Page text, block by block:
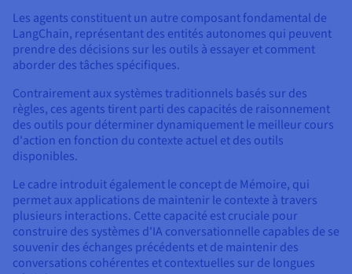
Les agents constituent un autre composant fondamental de
LangChain, représentant des entités autonomes qui peuvent
prendre des décisions sur les outils à essayer et comment
aborder des tâches spécifiques.
Contrairement aux systèmes traditionnels basés sur des
règles, ces agents tirent parti des capacités de raisonnement
des outils pour déterminer dynamiquement le meilleur cours
d'action en fonction du contexte actuel et des outils
disponibles.
Le cadre introduit également le concept de Mémoire, qui
permet aux applications de maintenir le contexte à travers
plusieurs interactions. Cette capacité est cruciale pour
construire des systèmes d'IA conversationnelle capables de se
souvenir des échanges précédents et de maintenir des
conversations cohérentes et contextuelles sur de longues